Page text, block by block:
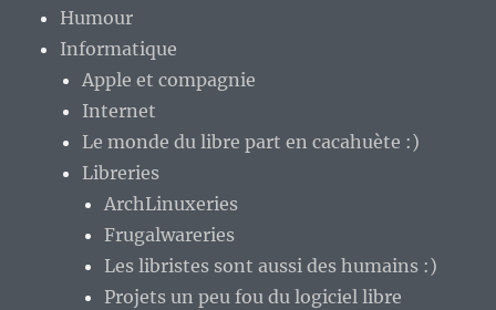
Humour
Informatique
Apple et compagnie
Internet
Le monde du libre part en cacahuète :)
Libreries
ArchLinuxeries
Frugalwareries
Les libristes sont aussi des humains :)
Projets un peu fou du logiciel libre